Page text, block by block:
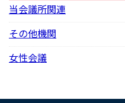
当会議所関連
その他機関
女性会議